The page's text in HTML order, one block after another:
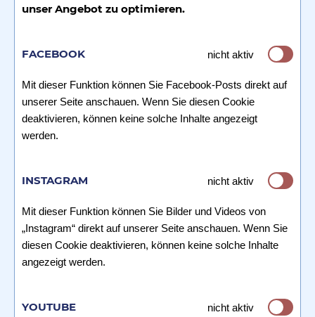
unser Angebot zu optimieren.
FACEBOOK nicht aktiv
Mit dieser Funktion können Sie Facebook-Posts direkt auf
unserer Seite anschauen. Wenn Sie diesen Cookie
deaktivieren, können keine solche Inhalte angezeigt
werden.
INSTAGRAM nicht aktiv
Mit dieser Funktion können Sie Bilder und Videos von
„Instagram“ direkt auf unserer Seite anschauen. Wenn Sie
diesen Cookie deaktivieren, können keine solche Inhalte
angezeigt werden.
YOUTUBE nicht aktiv